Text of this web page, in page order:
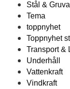
Stål & Gruva
Tema
toppnyhet
Toppnyhet
Transport &
Underhåll
Vattenkraft
Vindkraft